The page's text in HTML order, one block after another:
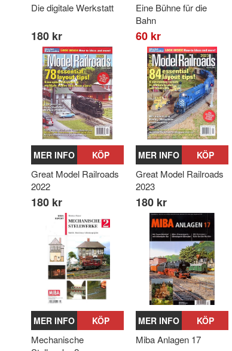
Die digitale Werkstatt
180 kr
Eine Bühne für die
Bahn
60 kr
MER INFO KÖP
Great Model Railroads
2022
180 kr
MER INFO KÖP
Great Model Railroads
2023
180 kr
MER INFO KÖP
Mechanische
MER INFO KÖP
Miba Anlagen 17